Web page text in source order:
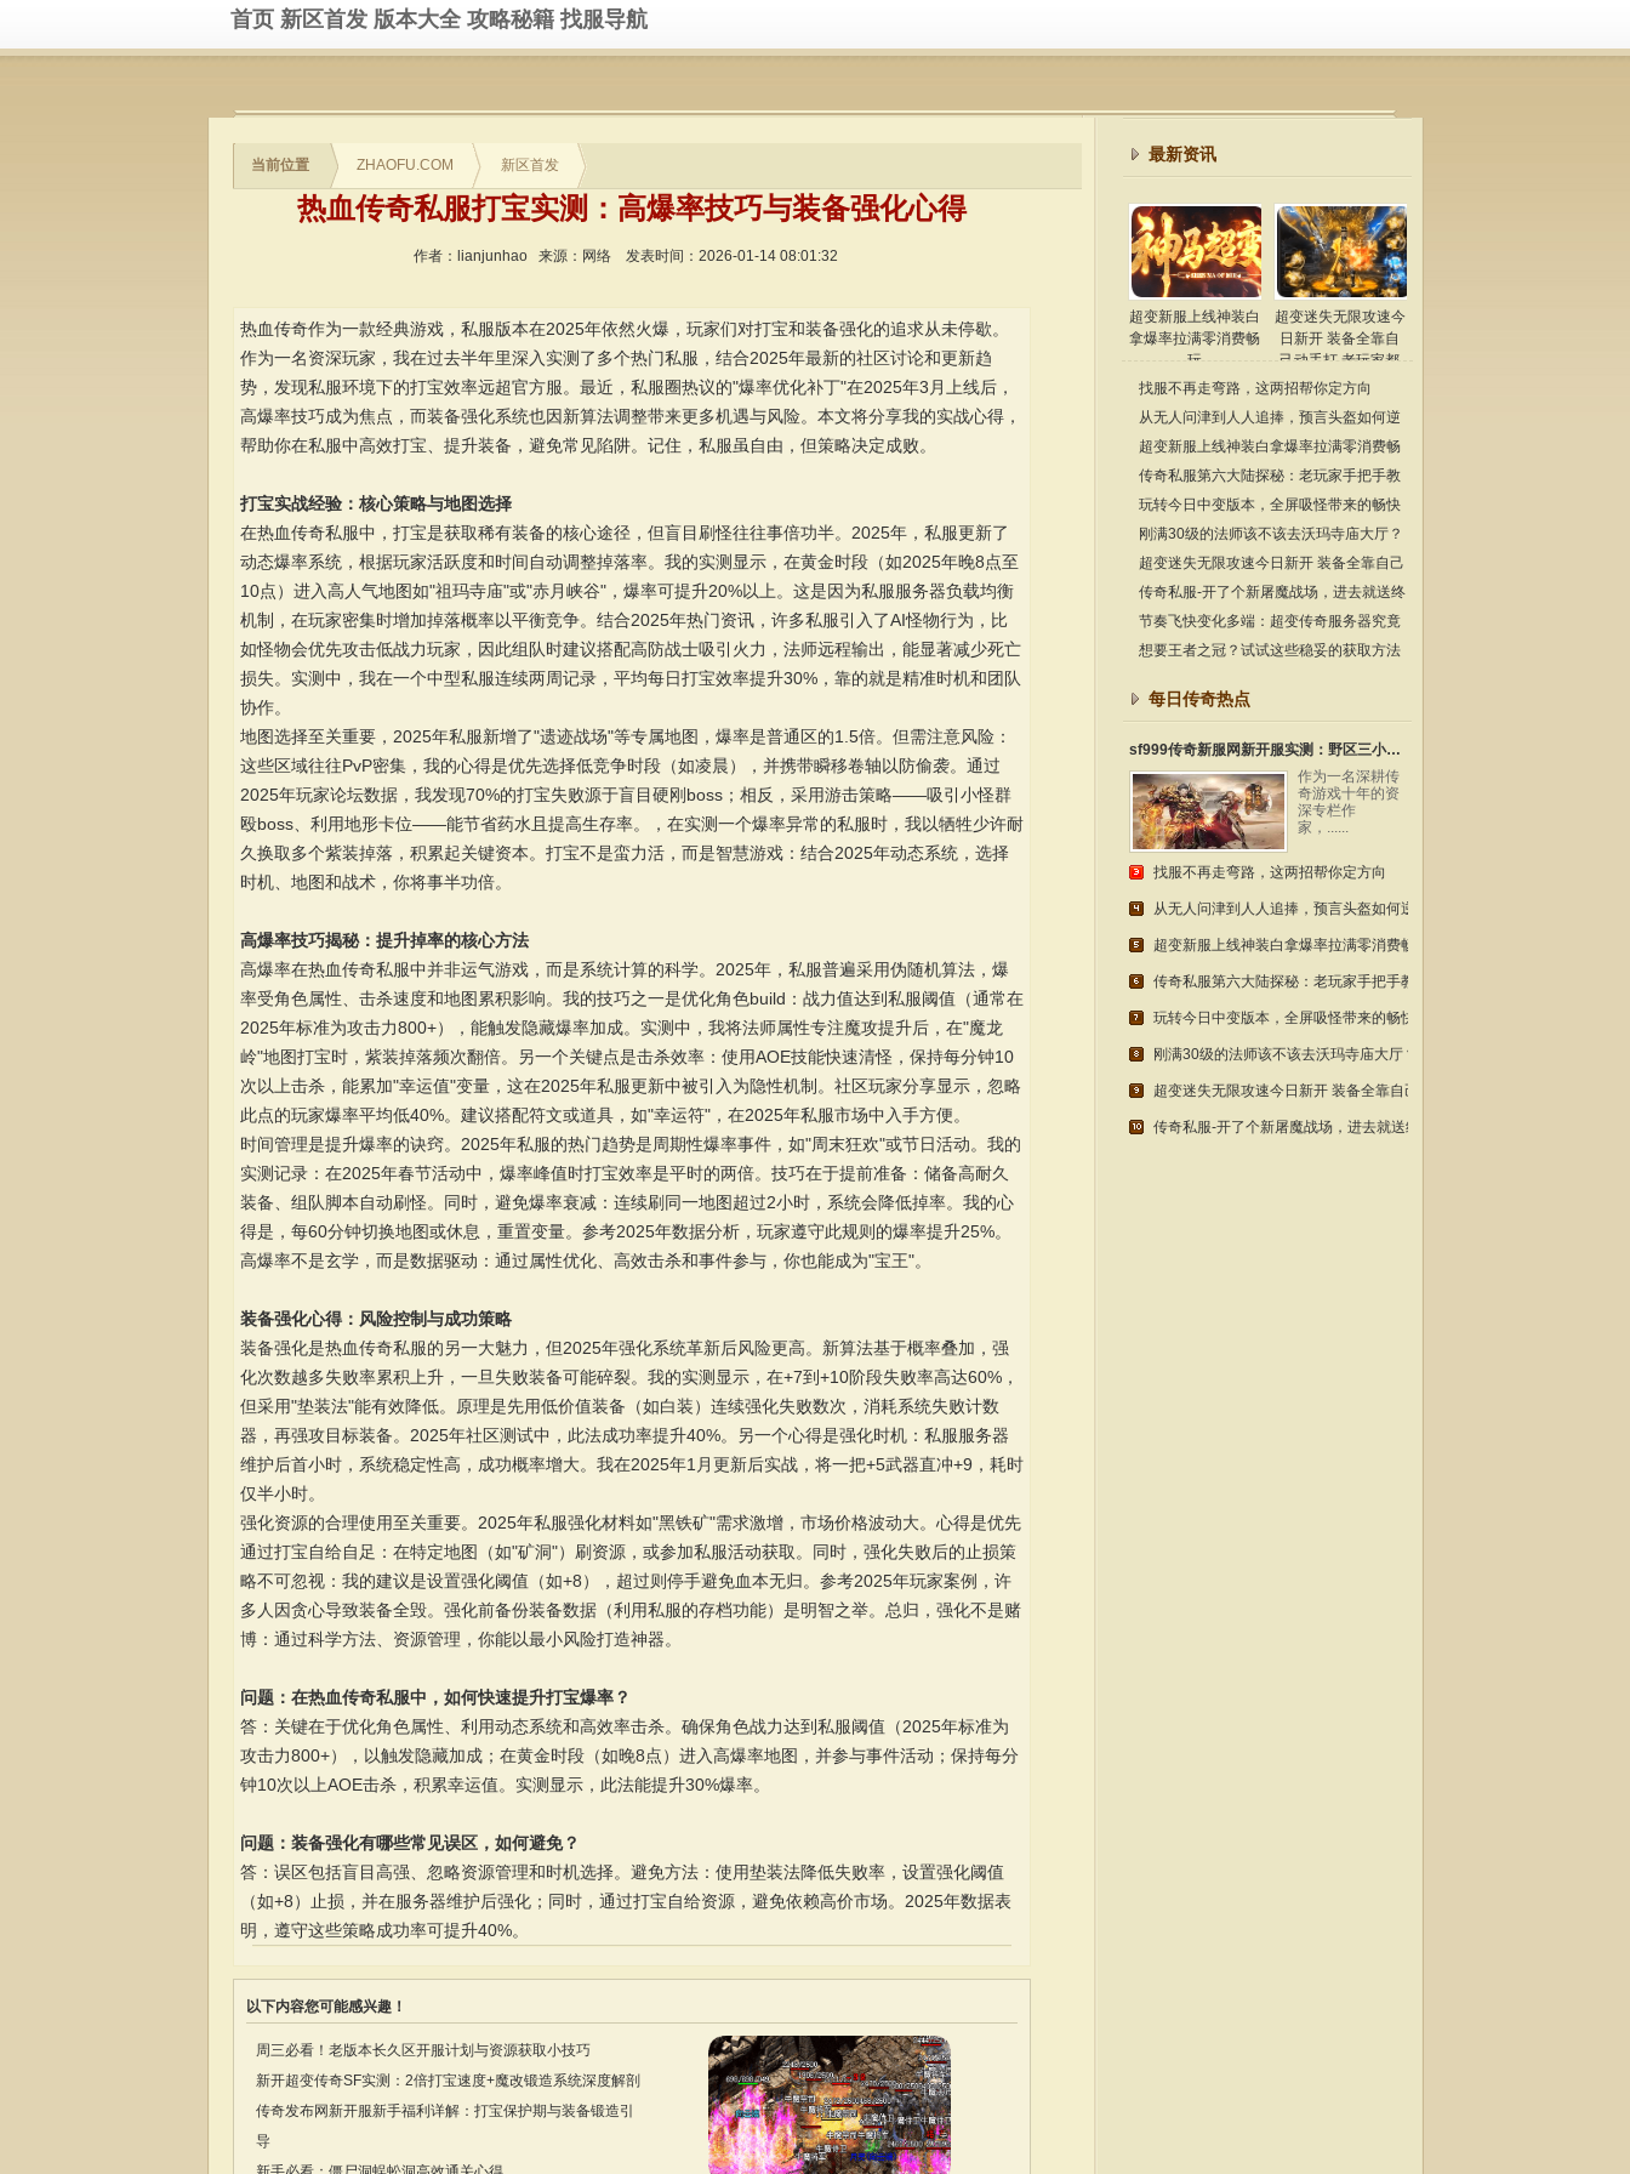
首页 新区首发 版本大全 攻略秘籍 找服导航
当前位置 ZHAOFU.COM 新区首发
热血传奇私服打宝实测：高爆率技巧与装备强化心得
作者：lianjunhao 来源：网络 发表时间：2026-01-14 08:01:32
热血传奇作为一款经典游戏，私服版本在2025年依然火爆，玩家们对打宝和装备强化的追求从未停歇。
作为一名资深玩家，我在过去半年里深入实测了多个热门私服，结合2025年最新的社区讨论和更新趋
势，发现私服环境下的打宝效率远超官方服。最近，私服圈热议的"爆率优化补丁"在2025年3月上线后，
高爆率技巧成为焦点，而装备强化系统也因新算法调整带来更多机遇与风险。本文将分享我的实战心得，
帮助你在私服中高效打宝、提升装备，避免常见陷阱。记住，私服虽自由，但策略决定成败。
打宝实战经验：核心策略与地图选择
在热血传奇私服中，打宝是获取稀有装备的核心途径，但盲目刷怪往往事倍功半。2025年，私服更新了
动态爆率系统，根据玩家活跃度和时间自动调整掉落率。我的实测显示，在黄金时段（如2025年晚8点至
10点）进入高人气地图如"祖玛寺庙"或"赤月峡谷"，爆率可提升20%以上。这是因为私服服务器负载均衡
机制，在玩家密集时增加掉落概率以平衡竞争。结合2025年热门资讯，许多私服引入了AI怪物行为，比
如怪物会优先攻击低战力玩家，因此组队时建议搭配高防战士吸引火力，法师远程输出，能显著减少死亡
损失。实测中，我在一个中型私服连续两周记录，平均每日打宝效率提升30%，靠的就是精准时机和团队
协作。
地图选择至关重要，2025年私服新增了"遗迹战场"等专属地图，爆率是普通区的1.5倍。但需注意风险：
这些区域往往PvP密集，我的心得是优先选择低竞争时段（如凌晨），并携带瞬移卷轴以防偷袭。通过
2025年玩家论坛数据，我发现70%的打宝失败源于盲目硬刚boss；相反，采用游击策略——吸引小怪群
殴boss、利用地形卡位——能节省药水且提高生存率。，在实测一个爆率异常的私服时，我以牺牲少许耐
久换取多个紫装掉落，积累起关键资本。打宝不是蛮力活，而是智慧游戏：结合2025年动态系统，选择
时机、地图和战术，你将事半功倍。
高爆率技巧揭秘：提升掉率的核心方法
高爆率在热血传奇私服中并非运气游戏，而是系统计算的科学。2025年，私服普遍采用伪随机算法，爆
率受角色属性、击杀速度和地图累积影响。我的技巧之一是优化角色build：战力值达到私服阈值（通常在
2025年标准为攻击力800+），能触发隐藏爆率加成。实测中，我将法师属性专注魔攻提升后，在"魔龙
岭"地图打宝时，紫装掉落频次翻倍。另一个关键点是击杀效率：使用AOE技能快速清怪，保持每分钟10
次以上击杀，能累加"幸运值"变量，这在2025年私服更新中被引入为隐性机制。社区玩家分享显示，忽略
此点的玩家爆率平均低40%。建议搭配符文或道具，如"幸运符"，在2025年私服市场中入手方便。
时间管理是提升爆率的诀窍。2025年私服的热门趋势是周期性爆率事件，如"周末狂欢"或节日活动。我的
实测记录：在2025年春节活动中，爆率峰值时打宝效率是平时的两倍。技巧在于提前准备：储备高耐久
装备、组队脚本自动刷怪。同时，避免爆率衰减：连续刷同一地图超过2小时，系统会降低掉率。我的心
得是，每60分钟切换地图或休息，重置变量。参考2025年数据分析，玩家遵守此规则的爆率提升25%。
高爆率不是玄学，而是数据驱动：通过属性优化、高效击杀和事件参与，你也能成为"宝王"。
装备强化心得：风险控制与成功策略
装备强化是热血传奇私服的另一大魅力，但2025年强化系统革新后风险更高。新算法基于概率叠加，强
化次数越多失败率累积上升，一旦失败装备可能碎裂。我的实测显示，在+7到+10阶段失败率高达60%，
但采用"垫装法"能有效降低。原理是先用低价值装备（如白装）连续强化失败数次，消耗系统失败计数
器，再强攻目标装备。2025年社区测试中，此法成功率提升40%。另一个心得是强化时机：私服服务器
维护后首小时，系统稳定性高，成功概率增大。我在2025年1月更新后实战，将一把+5武器直冲+9，耗时
仅半小时。
强化资源的合理使用至关重要。2025年私服强化材料如"黑铁矿"需求激增，市场价格波动大。心得是优先
通过打宝自给自足：在特定地图（如"矿洞"）刷资源，或参加私服活动获取。同时，强化失败后的止损策
略不可忽视：我的建议是设置强化阈值（如+8），超过则停手避免血本无归。参考2025年玩家案例，许
多人因贪心导致装备全毁。强化前备份装备数据（利用私服的存档功能）是明智之举。总归，强化不是赌
博：通过科学方法、资源管理，你能以最小风险打造神器。
问题：在热血传奇私服中，如何快速提升打宝爆率？
答：关键在于优化角色属性、利用动态系统和高效率击杀。确保角色战力达到私服阈值（2025年标准为
攻击力800+），以触发隐藏加成；在黄金时段（如晚8点）进入高爆率地图，并参与事件活动；保持每分
钟10次以上AOE击杀，积累幸运值。实测显示，此法能提升30%爆率。
问题：装备强化有哪些常见误区，如何避免？
答：误区包括盲目高强、忽略资源管理和时机选择。避免方法：使用垫装法降低失败率，设置强化阈值
（如+8）止损，并在服务器维护后强化；同时，通过打宝自给资源，避免依赖高价市场。2025年数据表
明，遵守这些策略成功率可提升40%。
以下内容您可能感兴趣！
周三必看！老版本长久区开服计划与资源获取小技巧
新开超变传奇SF实测：2倍打宝速度+魔改锻造系统深度解剖
传奇发布网新开服新手福利详解：打宝保护期与装备锻造引
导
最新资讯
超变新服上线神装白
拿爆率拉满零消费畅
玩
超变迷失无限攻速今
日新开 装备全靠自
己动手打 老玩家都
懂
找服不再走弯路，这两招帮你定方向
从无人问津到人人追捧，预言头盔如何逆
袭成为传奇经典？
超变新服上线神装白拿爆率拉满零消费畅
玩
传奇私服第六大陆探秘：老玩家手把手教
你玩转隐藏地图
玩转今日中变版本，全屏吸怪带来的畅快
体验！
刚满30级的法师该不该去沃玛寺庙大厅？
这份实战指南请收好
超变迷失无限攻速今日新开 装备全靠自己
动手打 老玩家都懂
传奇私服-开了个新屠魔战场，进去就送终
极套？老玩家实测！
节奏飞快变化多端：超变传奇服务器究竟
适合哪几类朋友去体验？
想要王者之冠？试试这些稳妥的获取方法
每日传奇热点
sf999传奇新服网新开服实测：野区三小时爆裁决，装备锻造细节拉满的真实体验
作为一名深耕传
奇游戏十年的资
深专栏作
家，......
找服不再走弯路，这两招帮你定方向
从无人问津到人人追捧，预言头盔如何逆袭成为传奇经典？
超变新服上线神装白拿爆率拉满零消费畅玩
传奇私服第六大陆探秘：老玩家手把手教你玩转隐藏地图
玩转今日中变版本，全屏吸怪带来的畅快体验！
刚满30级的法师该不该去沃玛寺庙大厅？这份实战指南请收好
超变迷失无限攻速今日新开 装备全靠自己动手打 老玩家都懂
传奇私服-开了个新屠魔战场，进去就送终极套？老玩家实测！